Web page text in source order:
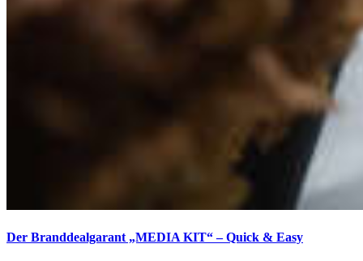
Der Branddealgarant „MEDIA KIT“ – Quick & Easy